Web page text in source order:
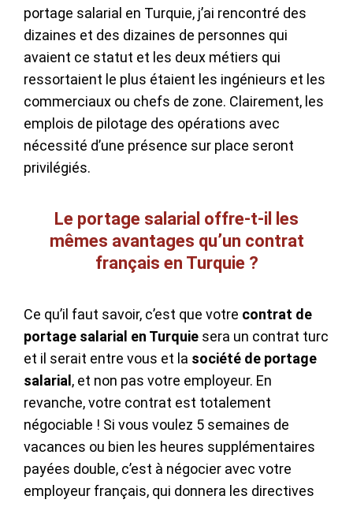
portage salarial en Turquie, j’ai rencontré des
dizaines et des dizaines de personnes qui
avaient ce statut et les deux métiers qui
ressortaient le plus étaient les ingénieurs et les
commerciaux ou chefs de zone. Clairement, les
emplois de pilotage des opérations avec
nécessité d’une présence sur place seront
privilégiés.
Le portage salarial offre-t-il les
mêmes avantages qu’un contrat
français en Turquie ?
Ce qu’il faut savoir, c’est que votre contrat de
portage salarial en Turquie sera un contrat turc
et il serait entre vous et la société de portage
salarial, et non pas votre employeur. En
revanche, votre contrat est totalement
négociable ! Si vous voulez 5 semaines de
vacances ou bien les heures supplémentaires
payées double, c’est à négocier avec votre
employeur français, qui donnera les directives